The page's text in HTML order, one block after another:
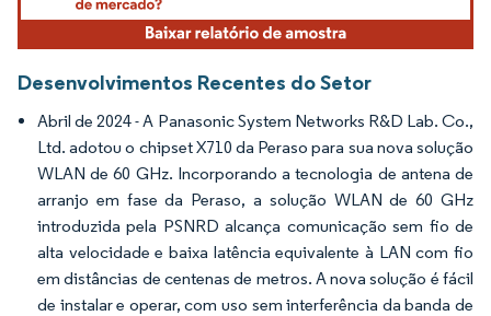
Desenvolvimentos Recentes do Setor
Abril de 2024 - A Panasonic System Networks R&D Lab. Co.,
Ltd. adotou o chipset X710 da Peraso para sua nova solução
WLAN de 60 GHz. Incorporando a tecnologia de antena de
arranjo em fase da Peraso, a solução WLAN de 60 GHz
introduzida pela PSNRD alcança comunicação sem fio de
alta velocidade e baixa latência equivalente à LAN com fio
em distâncias de centenas de metros. A nova solução é fácil
de instalar e operar, com uso sem interferência da banda de